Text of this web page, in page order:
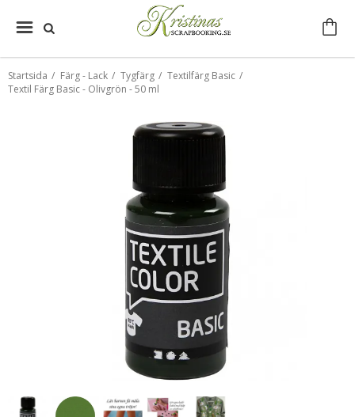
Startsida / Färg - Lack / Tygfärg / Textilfärg Basic /
Textil Färg Basic - Olivgrön - 50 ml